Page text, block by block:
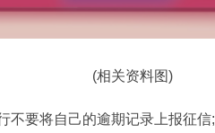
(相关资料图)
不要将自己的逾期记录上报征信;